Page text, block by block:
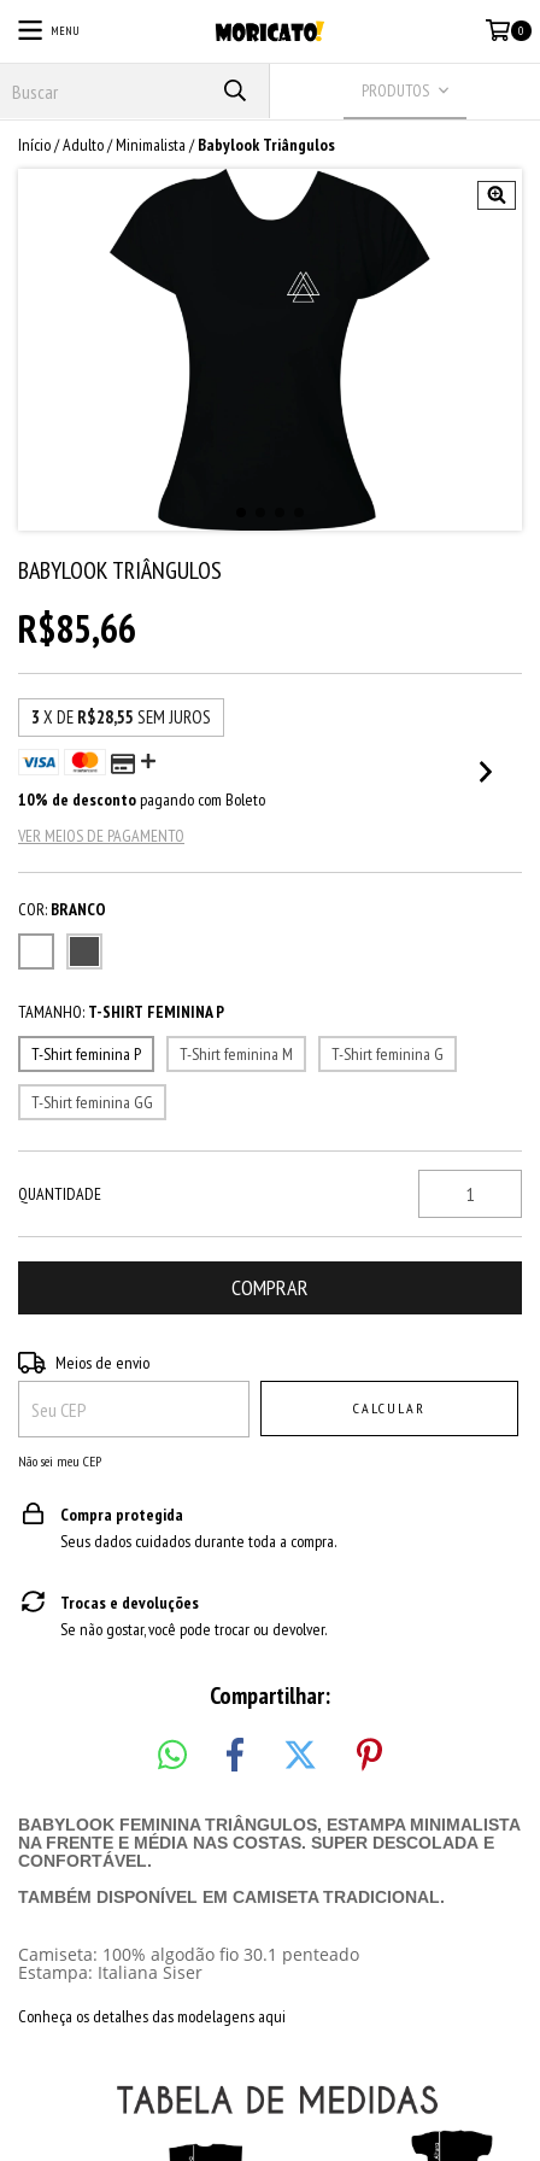
MENU 0
PRODUTOS
Início/Adulto/Minimalista / Babylook Triângulos
BABYLOOK TRIÂNGULOS
R$85,66
3 X DE R$28,55 SEM JUROS
10% de descontopagando com Boleto
VER MEIOS DE PAGAMENTO
COR: BRANCO
TAMANHO: T-SHIRT FEMININA P
T-Shirt feminina P
T-Shirt feminina M T-Shirt feminina G
T-Shirt feminina GG
QUANTIDADE
Entregas para o CEP:
Meios de envio
CALCULAR
Não sei meu CEP
Compra protegida
Seus dados cuidados durante toda a compra.
Trocas e devoluções
Se não gostar, você pode trocar ou devolver.
Compartilhar:
BABYLOOK FEMININA TRIÂNGULOS, ESTAMPA MINIMALISTA
NA FRENTE E MÉDIA NAS COSTAS. SUPER DESCOLADA E
CONFORTÁVEL.
TAMBÉM DISPONÍVEL EM CAMISETA TRADICIONAL.
Camiseta: 100% algodão fio 30.1 penteado
Estampa: Italiana Siser
Conheça os detalhes das modelagens aqui